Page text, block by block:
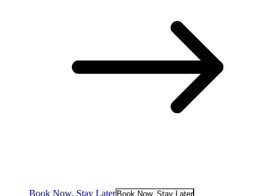
Book Now, Stay Later Book Now, Stay Later